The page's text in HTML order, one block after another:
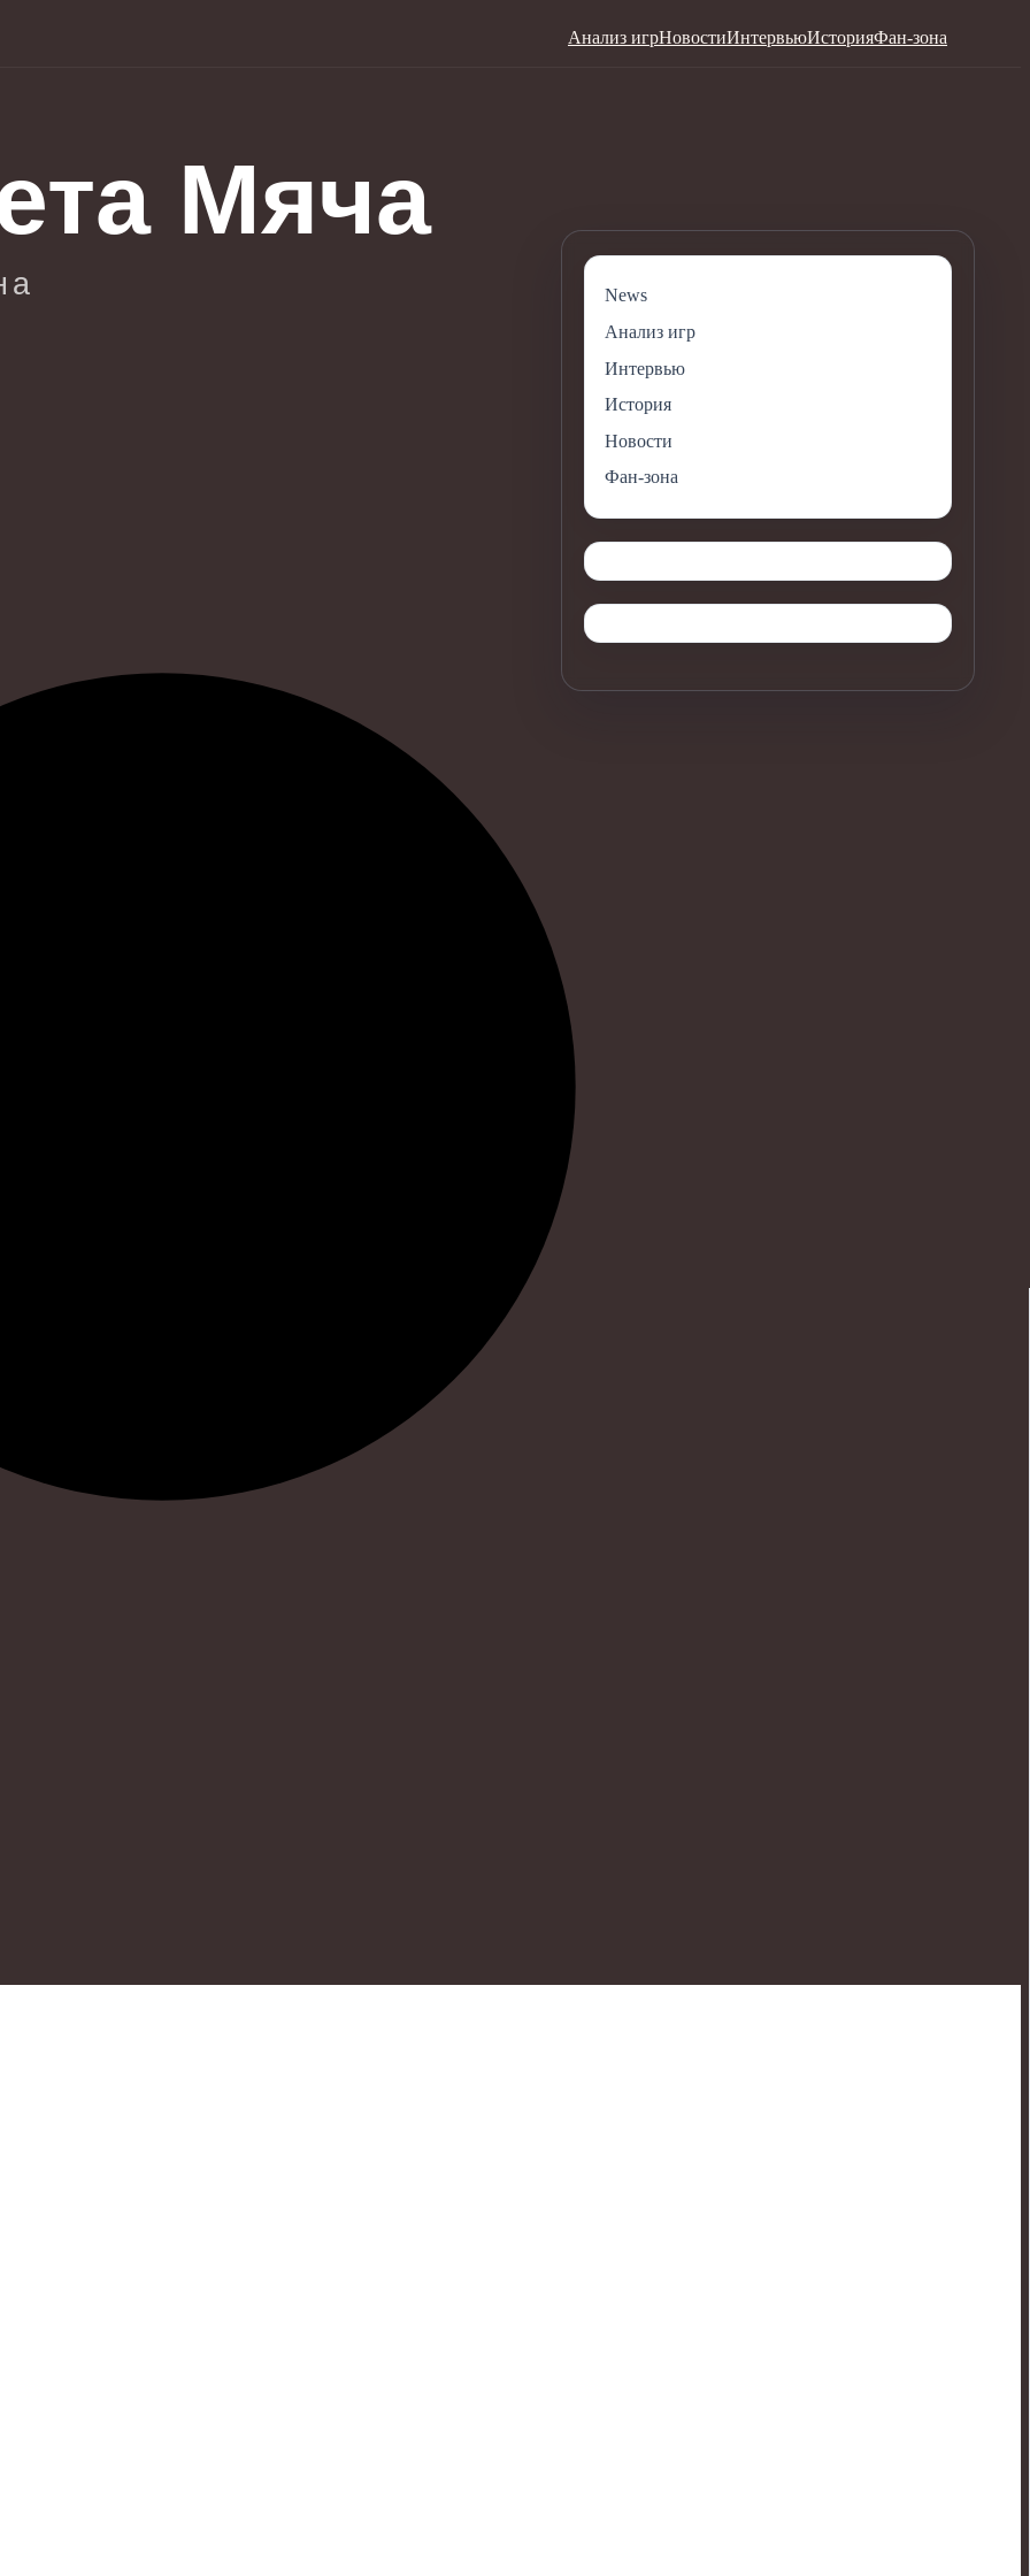
Анализ игрНовостиИнтервьюИсторияФан-зона
News
Анализ игр
Интервью
История
Новости
Фан-зона